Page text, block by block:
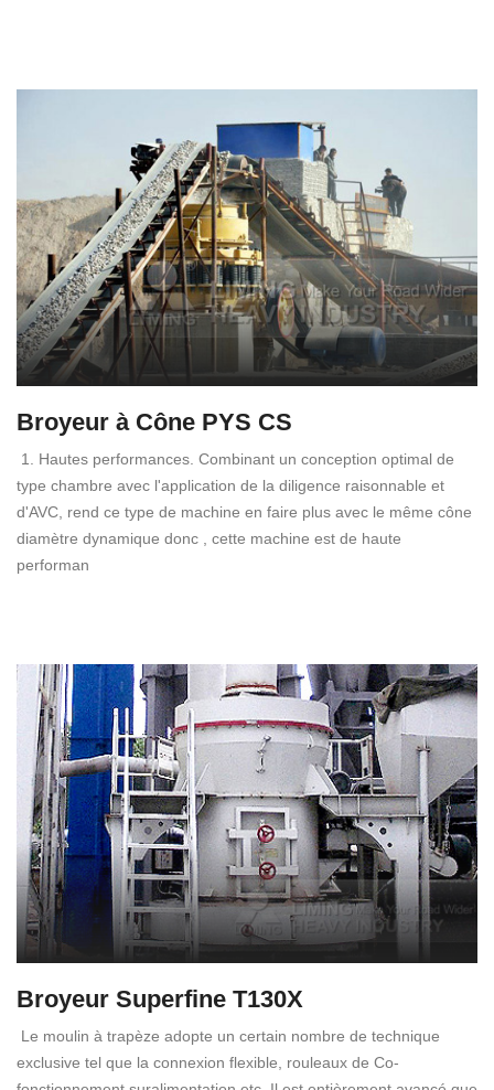
Broyeur à Cône PYS CS
1. Hautes performances. Combinant un conception optimal de
type chambre avec l'application de la diligence raisonnable et
d'AVC, rend ce type de machine en faire plus avec le même cône
diamètre dynamique donc , cette machine est de haute
performan
Broyeur Superfine T130X
Le moulin à trapèze adopte un certain nombre de technique
exclusive tel que la connexion flexible, rouleaux de Co-